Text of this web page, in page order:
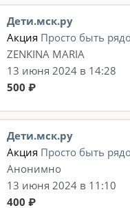
Дети.мск.ру
Акция Просто быть
ZENKINA MARIA
13 июня 2024 в 14:28
500 ₽
Дети.мск.ру
Акция Просто быть
Анонимно
13 июня 2024 в 11:10
400 ₽